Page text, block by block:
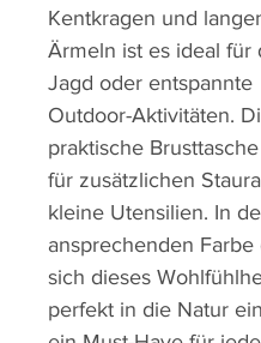
Kentkragen und
Ärmeln ist es ideal für
Jagd oder entspannte
Outdoor-Aktivitäten.
praktische
für zusätzlichen
kleine Utensilien. In
ansprechenden
sich dieses
perfekt in die Natur